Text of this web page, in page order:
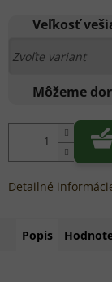
cena:
Veľkosť
Môžeme
Detailné
Popis